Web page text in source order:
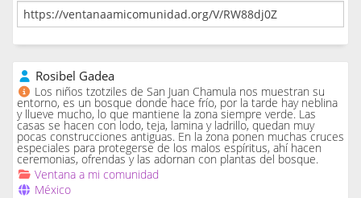
Rosibel Gadea
Los niños tzotziles de San Juan Chamula nos muestran su
entorno, es un bosque donde hace frío, por la tarde hay neblina
y llueve mucho, lo que mantiene la zona siempre verde. Las
casas se hacen con lodo, teja, lamina y ladrillo, quedan muy
pocas construcciones antiguas. En la zona ponen muchas cruces
especiales para protegerse de los malos espíritus, ahí hacen
ceremonias, ofrendas y las adornan con plantas del bosque.
Ventana a mi comunidad
México